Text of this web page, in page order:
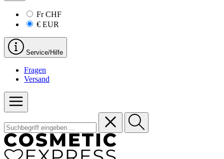
FrCHF
€ EUR
Service/Hilfe
Fragen
Versand